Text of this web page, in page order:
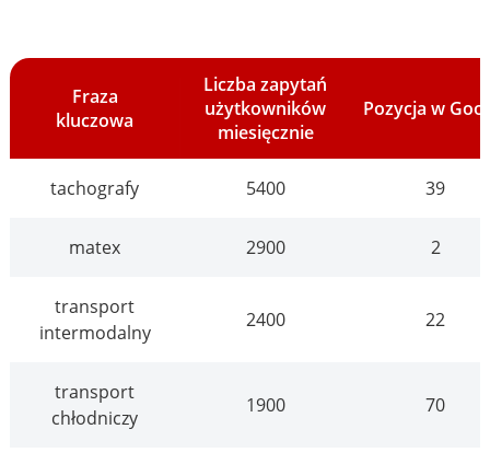
Fraza
kluczowa
Liczba zapytań
użytkowników
miesięcznie
Pozycja w
tachografy 5400 39
matex 2900 2
transport
intermodalny
2400 22
transport
chłodniczy
1900 70